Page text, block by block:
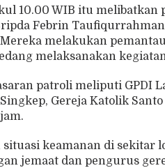
10.00 WIB itu melibatkan
Febrin
melakukan
melaksanakan
patroli meliputi GPDI
Gereja Katolik Santo
keamanan di sekitar
jemaat dan pengurus